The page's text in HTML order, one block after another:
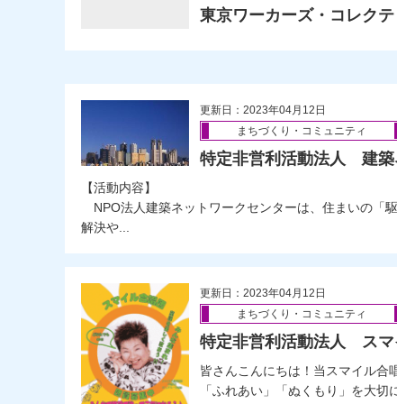
東京ワーカーズ・コレク
更新日：2023年04月12日
まちづくり・コミュニティ
特定非営利活動法人 建築
【活動内容】
NPO法人建築ネットワークセンターは、住まいの「
解決や...
更新日：2023年04月12日
まちづくり・コミュニティ
特定非営利活動法人 スマ
皆さんこんにちは！当スマイル合
「ふれあい」「ぬくもり」を大切